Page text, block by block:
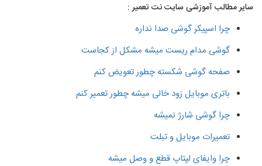
سایر مطالب آموزشی سایت نت تعمیر :
چرا اسپیکر گوشی صدا نداره
گوشی مدام ریست میشه مشکل از کجاست
صفحه گوشی شکسته چطور تعویض کنم
باتری موبایل زود خالی میشه چطور تعمیر کنم
چرا گوشی شارژ نمیشه
تعمیرات موبایل و تبلت
چرا وایفای لپتاپ قطع و وصل میشه